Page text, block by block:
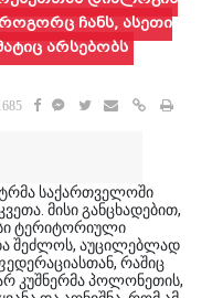
ჩანს, ასეთი
არსებობს
საქართველოში
მისი განცხადებით,
ტერიტორიული
შეძლოს, აუცილებლად
რაშიც
კუშნერმა პოლონეთის,